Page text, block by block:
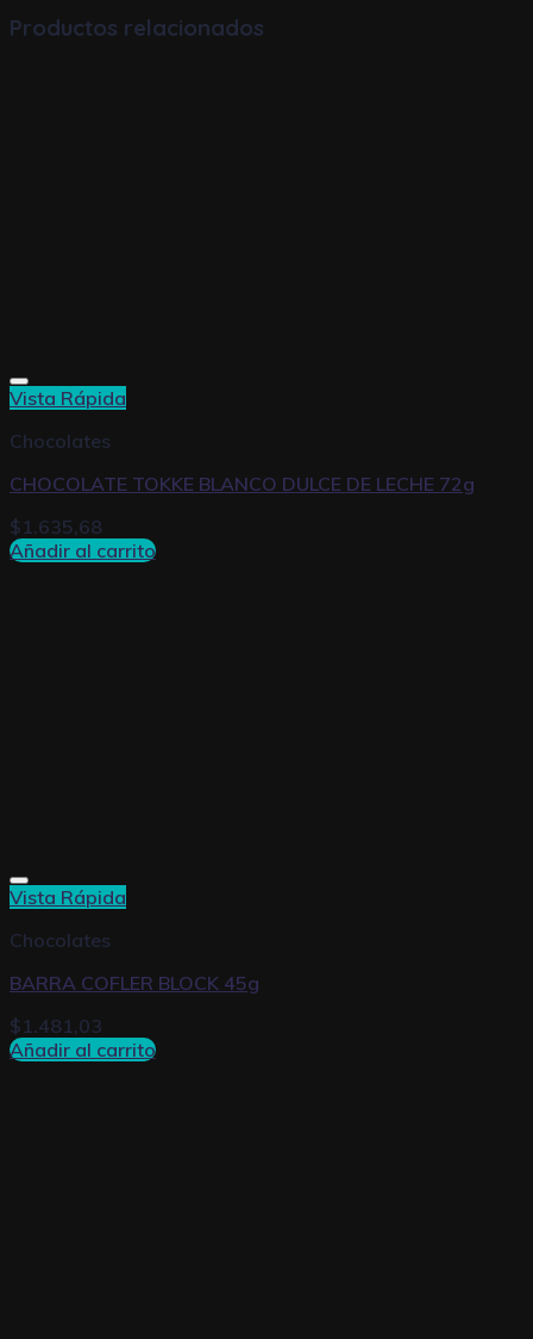
Productos relacionados
Vista Rápida
Chocolates
CHOCOLATE TOKKE BLANCO DULCE DE LECHE 72g
$1.635,68
Añadir al carrito
Vista Rápida
Chocolates
BARRA COFLER BLOCK 45g
$1.481,03
Añadir al carrito